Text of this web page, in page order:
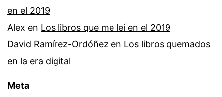
en el 2019
Alex en Los libros que me leí en el 2019
David Ramírez-Ordóñez en Los libros quemados
en la era digital
Meta